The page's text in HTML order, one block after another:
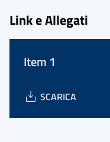
Link e Allegati
Item 1
SCARICA